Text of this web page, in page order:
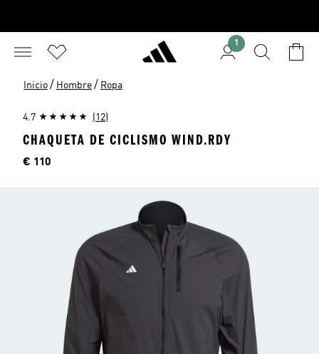
1
Inicio / Hombre / Ropa
4.7 (12)
CHAQUETA DE CICLISMO WIND.RDY
Precio
€ 110